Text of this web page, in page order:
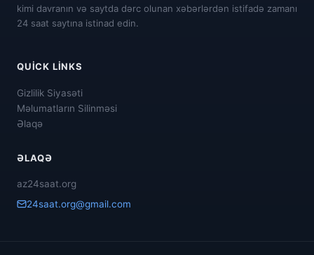
kimi davranın və saytda dərc olunan xəbərlərdən istifadə zamanı
24 saat saytına istinad edin.
QUICK LINKS
Gizlilik Siyasəti
Məlumatların Silinməsi
Əlaqə
ƏLAQƏ
az24saat.org
24saat.org@gmail.com